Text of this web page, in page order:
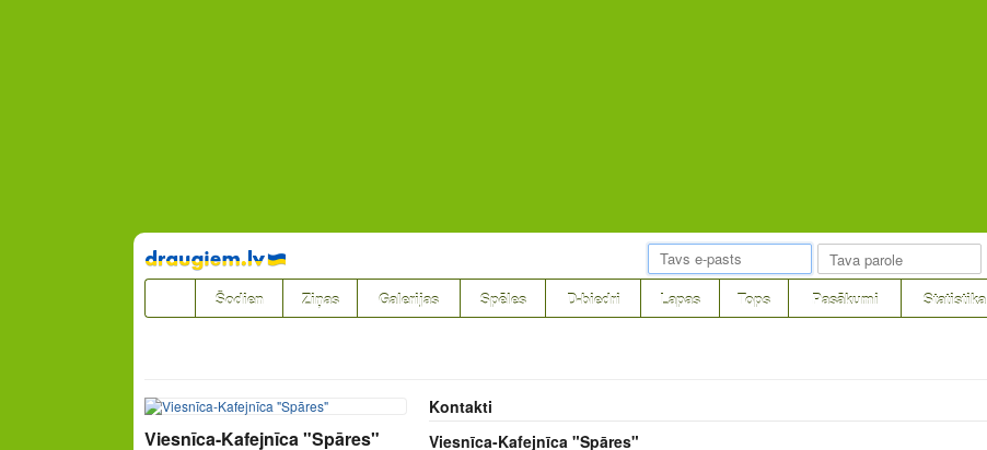
Pāriet
uz
saturu
Šodien Ziņas Galerijas Spēles D-biedri Lapas Tops Pasākumi Statistika
Viesnīca-Kafejnīca "Spāres"
Kontakti
Viesnīca-Kafejnīca "Spāres"